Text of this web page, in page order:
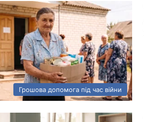
Грошова допомога під час війни